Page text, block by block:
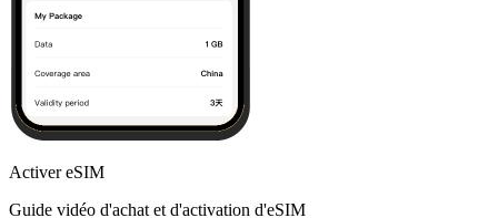
Activer eSIM
Guide vidéo d'achat et d'activation d'eSIM